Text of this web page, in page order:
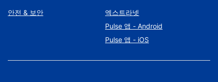
안전 & 보안
엑스트라넷
Pulse 앱 - Android
Pulse 앱 - iOS